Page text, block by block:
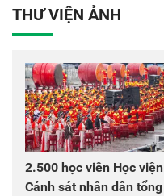
THƯ VIỆN ẢNH
2.500 học viên Học viện
Cảnh sát nhân dân tổng